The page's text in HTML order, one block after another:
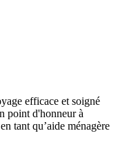
efficace et soigné
point d'honneur à
tant qu’aide ménagère